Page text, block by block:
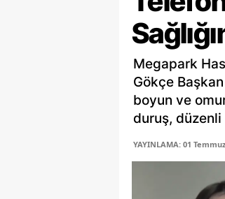
Megapark
Gökçe
boyun ve
duruş,
YAYINLAMA: 01